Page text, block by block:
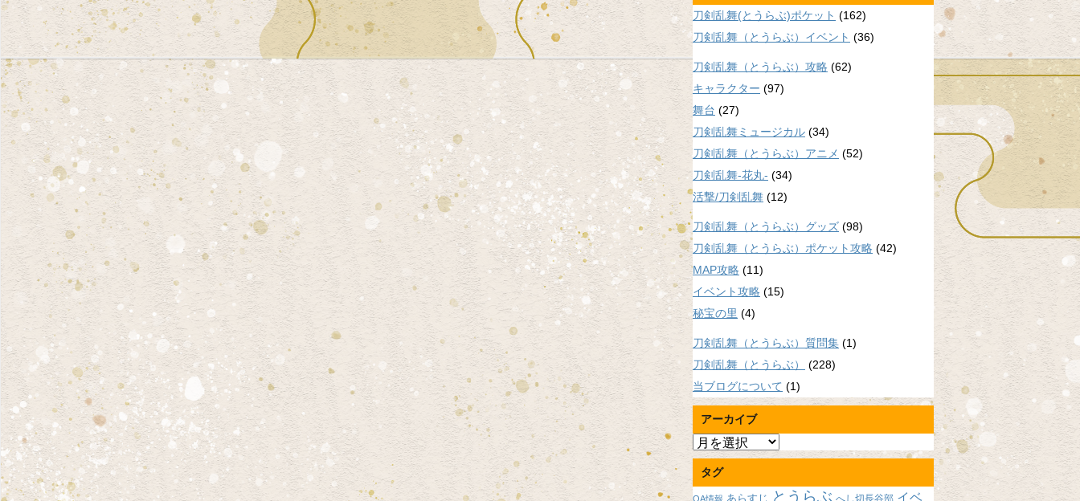
刀剣乱舞(とうらぶ)ポケット (162)
刀剣乱舞（とうらぶ）イベント (36)
刀剣乱舞（とうらぶ）攻略 (62)
キャラクター (97)
舞台 (27)
刀剣乱舞ミュージカル (34)
刀剣乱舞（とうらぶ）アニメ (52)
刀剣乱舞-花丸- (34)
活撃/刀剣乱舞 (12)
刀剣乱舞（とうらぶ）グッズ (98)
刀剣乱舞（とうらぶ）ポケット攻略 (42)
MAP攻略 (11)
イベント攻略 (15)
秘宝の里 (4)
刀剣乱舞（とうらぶ）質問集 (1)
刀剣乱舞（とうらぶ）
(228)
当ブログについて (1)
アーカイブ
ア
ー
カ
イ
タグ
OA情報 あらすじ とうらぶ へし切長谷部 イベ